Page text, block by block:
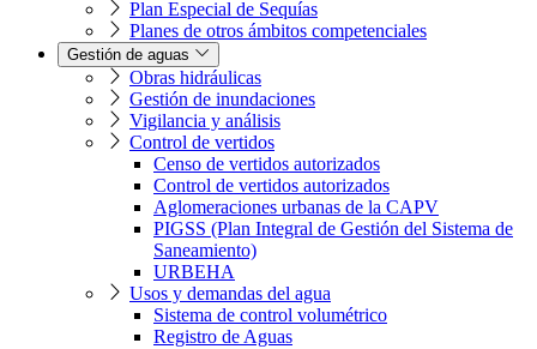
Plan Especial de Sequías
Planes de otros ámbitos competenciales
Gestión de aguas
Obras hidráulicas
Gestión de inundaciones
Vigilancia y análisis
Control de vertidos
Censo de vertidos autorizados
Control de vertidos autorizados
Aglomeraciones urbanas de la CAPV
PIGSS (Plan Integral de Gestión del Sistema de
Saneamiento)
URBEHA
Usos y demandas del agua
Sistema de control volumétrico
Registro de Aguas